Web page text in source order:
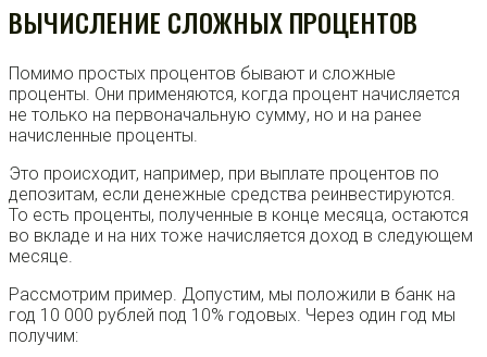
ВЫЧИСЛЕНИЕ СЛОЖНЫХ ПРОЦЕНТОВ
Помимо простых процентов бывают и сложные
проценты. Они применяются, когда процент начисляется
не только на первоначальную сумму, но и на ранее
начисленные проценты.
Это происходит, например, при выплате процентов по
депозитам, если денежные средства реинвестируются.
То есть проценты, полученные в конце месяца, остаются
во вкладе и на них тоже начисляется доход в следующем
месяце.
Рассмотрим пример. Допустим, мы положили в банк на
год 10 000 рублей под 10% годовых. Через один год мы
получим: